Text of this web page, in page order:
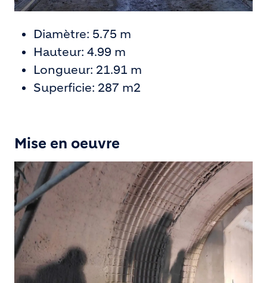
Diamètre: 5.75 m
Hauteur: 4.99 m
Longueur: 21.91 m
Superficie: 287 m2
Mise en oeuvre